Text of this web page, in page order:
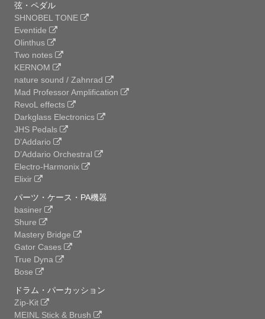
弦・ペダル
SHNOBEL TONE
Eventide
Olinthus
Two notes
KERNOM
nature sound / Zahnrad
Mad Professor Amplification
RevoL effects
Darkglass Electronics
JHS Pedals
D’Addario
D’Addario Orchestral
Electro-Harmonix
Elixir
パーツ・ケース・PA機器
basiner
Shure
Mastery Bridge
Gator Cases
True Dyna
Bose
ドラム・パーカッション
Zip-Kit
MEINL Stick & Brush